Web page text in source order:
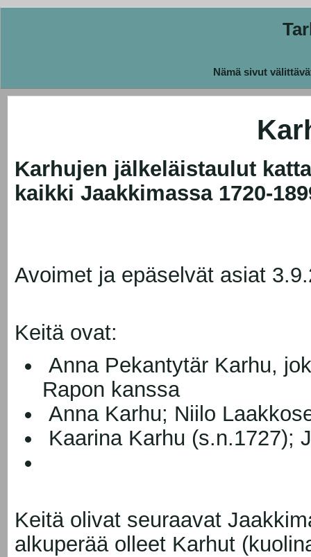
Nämä sivut
Karhujen jälkeläistaulut
kaikki Jaakkimassa 1720-
Avoimet ja epäselvät asiat
Keitä ovat:
Anna Pekantytär Karhu,
Rapon kanssa
Anna Karhu; Niilo
Kaarina Karhu (s.n.1727);
Keitä olivat seuraavat
alkuperää olleet Karhut